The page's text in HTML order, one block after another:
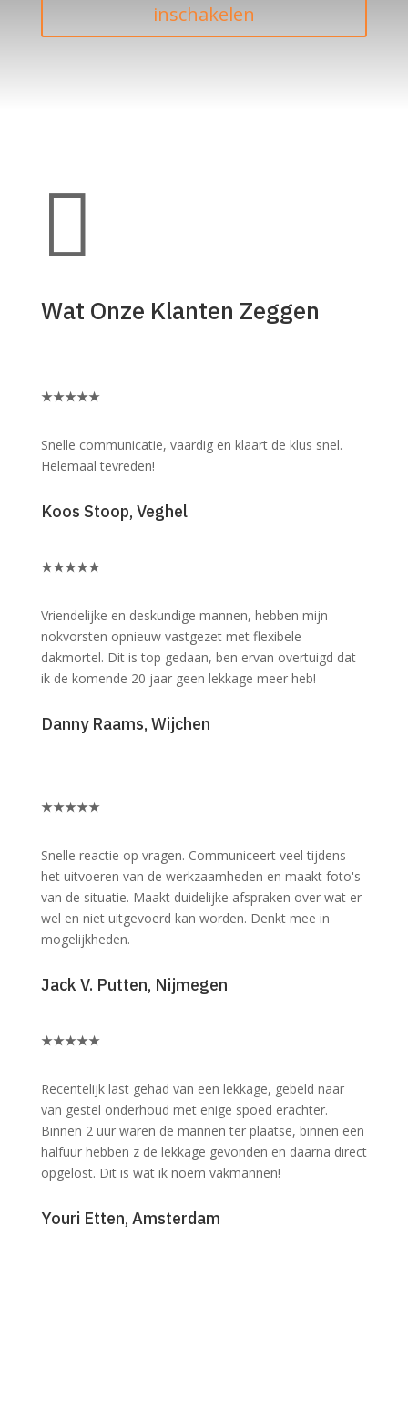
inschakelen

Wat Onze Klanten Zeggen
★★★★★
Snelle communicatie, vaardig en klaart de klus snel.
Helemaal tevreden!
Koos Stoop, Veghel
★★★★★
Vriendelijke en deskundige mannen, hebben mijn
nokvorsten opnieuw vastgezet met flexibele
dakmortel. Dit is top gedaan, ben ervan overtuigd dat
ik de komende 20 jaar geen lekkage meer heb!
Danny Raams, Wijchen
★★★★★
Snelle reactie op vragen. Communiceert veel tijdens
het uitvoeren van de werkzaamheden en maakt foto's
van de situatie. Maakt duidelijke afspraken over wat er
wel en niet uitgevoerd kan worden. Denkt mee in
mogelijkheden.
Jack V. Putten, Nijmegen
★★★★★
Recentelijk last gehad van een lekkage, gebeld naar
van gestel onderhoud met enige spoed erachter.
Binnen 2 uur waren de mannen ter plaatse, binnen een
halfuur hebben z de lekkage gevonden en daarna direct
opgelost. Dit is wat ik noem vakmannen!
Youri Etten, Amsterdam